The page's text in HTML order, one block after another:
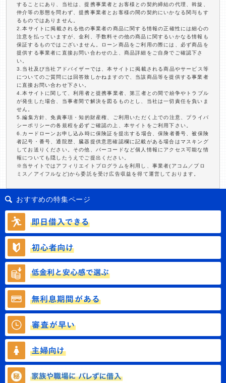
することにあり、当社は、提携事業者とお客様との契約締結の代理、斡旋、
仲介等の形態を問わず、提携事業者とお客様の間の契約にいかなる関与もす
るものではありません。
2.本サイトに掲載される他の事業者の商品に関する情報の正確性には細心の
注意を払っていますが、金利、手数料その他の商品に関するいかなる情報も
保証するものではございません。ローン商品をご利用の際には、必ず商品を
提供する事業者に直接お問い合わせの上、商品詳細をご自身でご確認下さ
い。
3.当社及び当社アドバイザーでは、本サイトに掲載される商品やサービス等
についてのご質問には回答致しかねますので、当該商品等を提供する事業者
に直接お問い合わせ下さい。
4.本サイトに関して、利用者と提携事業者、第三者との間で紛争やトラブル
が発生した場合、当事者間で解決を図るものとし、当社は一切責任を負いま
せん。
5.編集方針、免責事項・知的財産権、ご利用いただく上での注意、プライバ
シーポリシーの各規程を必ずご確認の上、本サイトをご利用下さい。
6.カードローンお申し込み時に保険証を提出する場合、保険者番号、被保険
者記号・番号、通院歴、臓器提供意思確認欄に記載がある場合はマスキング
してお送りください。その他、バーコードなど個人情報にアクセス可能な情
報についても隠したうえでご提出ください。
※当サイトではアフィリエイトプログラムを利用し、事業者(アコム／プロ
ミス／アイフルなど)から委託を受け広告収益を得て運営しております。
おすすめの特集ページ